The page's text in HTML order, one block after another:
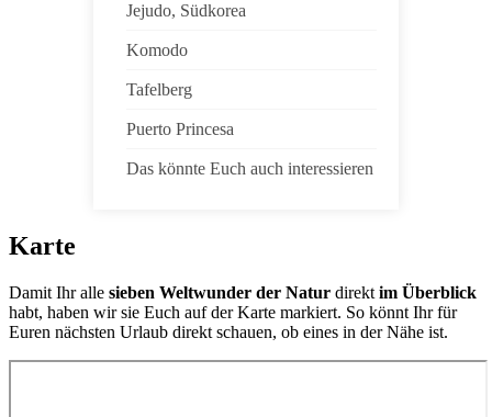
Jejudo, Südkorea
Komodo
Tafelberg
Puerto Princesa
Das könnte Euch auch interessieren
Karte
Damit Ihr alle sieben Weltwunder der Natur direkt im Überblick
habt, haben wir sie Euch auf der Karte markiert. So könnt Ihr für
Euren nächsten Urlaub direkt schauen, ob eines in der Nähe ist.